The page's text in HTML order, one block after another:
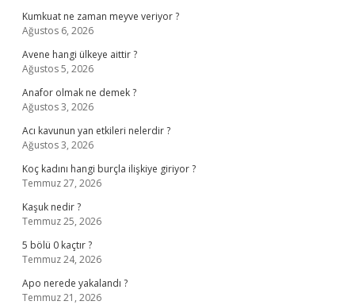
Kumkuat ne zaman meyve veriyor ?
Ağustos 6, 2026
Avene hangi ülkeye aittir ?
Ağustos 5, 2026
Anafor olmak ne demek ?
Ağustos 3, 2026
Acı kavunun yan etkileri nelerdir ?
Ağustos 3, 2026
Koç kadını hangi burçla ilişkiye giriyor ?
Temmuz 27, 2026
Kaşuk nedir ?
Temmuz 25, 2026
5 bölü 0 kaçtır ?
Temmuz 24, 2026
Apo nerede yakalandı ?
Temmuz 21, 2026